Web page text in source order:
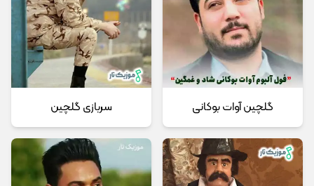
گلچین آوات بوکانی سربازی گلچین